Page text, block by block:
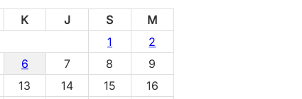
K J S
M
1
2
6 7 8
9
13 14 15
16